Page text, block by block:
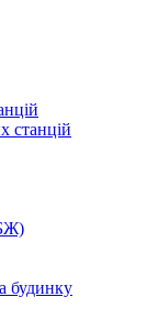
станцій
будинку